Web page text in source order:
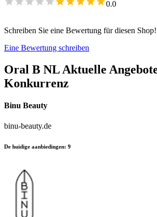
0.0
Schreiben Sie eine Bewertung für diesen Shop!
Eine Bewertung schreiben
Oral B NL Aktuelle
Konkurrenz
Binu Beauty
binu-beauty.de
De huidige aanbiedingen: 9